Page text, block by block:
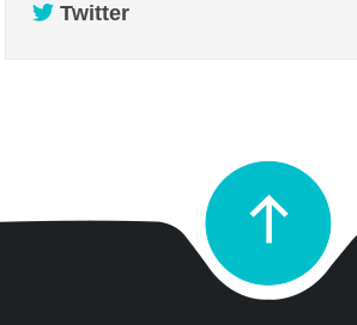
Twitter